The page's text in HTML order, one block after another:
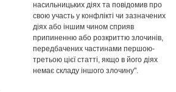
насильницьких діях та повідомив про
свою участь у конфлікті чи зазначених
діях або іншим чином сприяв
припиненню або розкриттю злочинів,
передбачених частинами першою-
третьою цієї статті, якщо в його діях
немає складу іншого злочину".